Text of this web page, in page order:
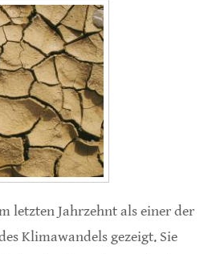
letzten Jahrzehnt als einer der
Klimawandels gezeigt. Sie